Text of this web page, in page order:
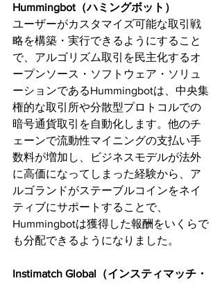
Hummingbot（ハミングボット）
ユーザーがカスタマイズ可能な取引戦
略を構築・実行できるようにすること
で、アルゴリズム取引を民主化するオ
ープンソース・ソフトウェア・ソリュ
ーションであるHummingbotは、中央集
権的な取引所や分散型プロトコルでの
暗号通貨取引を自動化します。他のチ
ェーンで流動性マイニングの支払い手
数料が増加し、ビジネスモデルが法外
に高価になってしまった経験から、ア
ルゴランドがステーブルコインをネイ
ティブにサポートすることで、
Hummingbotは獲得した報酬をいくらで
も分配できるようになりました。
Instimatch Global（インスティマッチ・